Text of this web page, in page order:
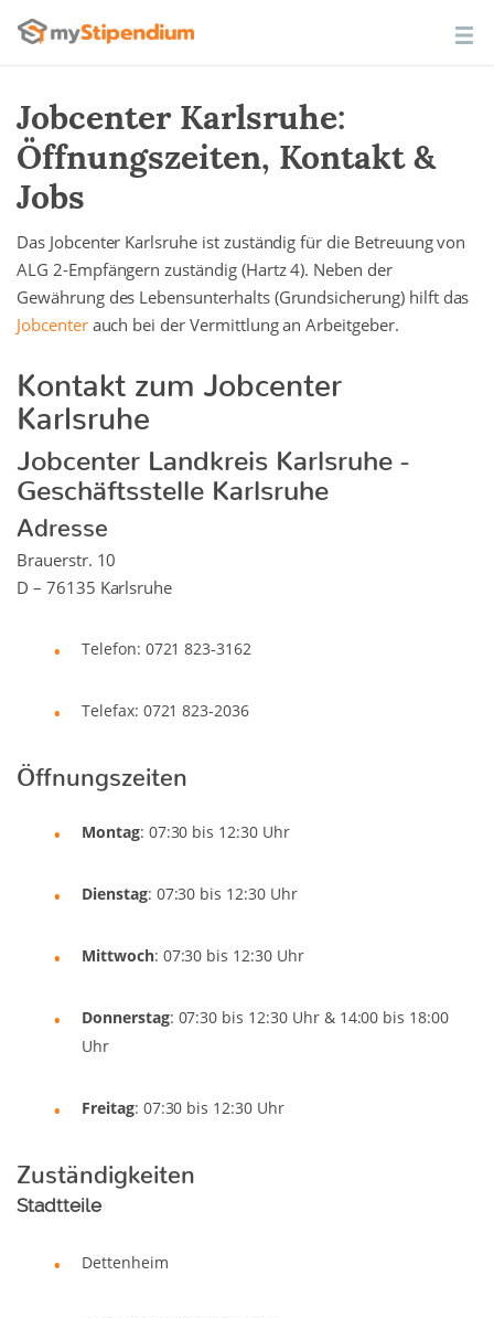
Jobcenter Karlsruhe:
Öffnungszeiten, Kontakt &
Jobs
Das Jobcenter Karlsruhe ist zuständig für die Betreuung von
ALG 2-Empfängern zuständig (Hartz 4). Neben der
Gewährung des Lebensunterhalts (Grundsicherung) hilft das
Jobcenterauch bei der Vermittlung an Arbeitgeber.
Kontakt zum Jobcenter
Karlsruhe
Jobcenter Landkreis Karlsruhe -
Geschäftsstelle Karlsruhe
Adresse
Brauerstr. 10
D – 76135 Karlsruhe
Telefon: 0721 823-3162
Telefax: 0721 823-2036
Öffnungszeiten
Montag: 07:30 bis 12:30 Uhr
Dienstag: 07:30 bis 12:30 Uhr
Mittwoch: 07:30 bis 12:30 Uhr
Donnerstag: 07:30 bis 12:30 Uhr & 14:00 bis 18:00
Uhr
Freitag: 07:30 bis 12:30 Uhr
Zuständigkeiten
Stadtteile
Dettenheim